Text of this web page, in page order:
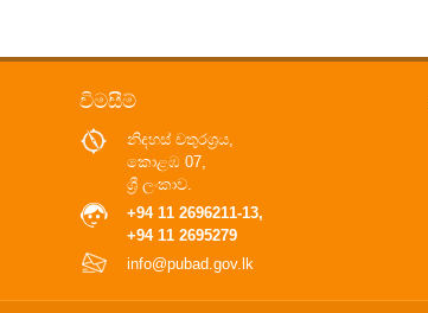
විමසීම්
නිදහස් චතුරශ්‍රය,
කොළඹ 07,
ශ්‍රී ලංකාව.
+94 11 2696211-13,
+94 11 2695279
info@pubad.gov.lk